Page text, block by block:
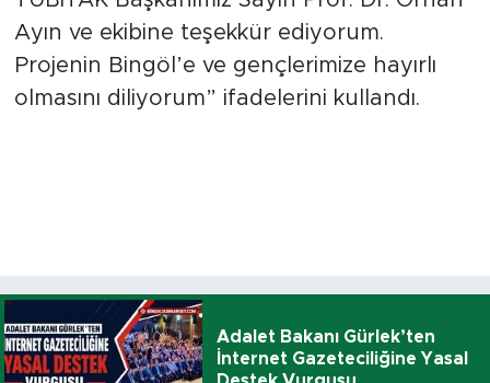
Ayın ve ekibine teşekkür ediyorum.
Projenin Bingöl’e ve gençlerimize hayırlı
olmasını diliyorum” ifadelerini kullandı.
Adalet Bakanı Gürlek’ten
İnternet Gazeteciliğine Yasal